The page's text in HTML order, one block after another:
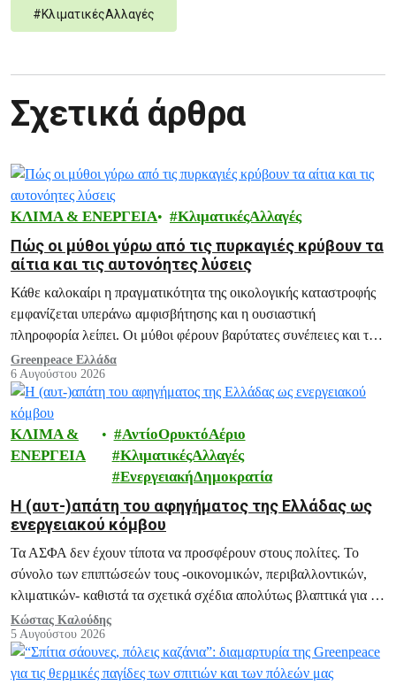
#ΚλιματικέςΑλλαγές
Σχετικά άρθρα
ΚΛΙΜΑ & ΕΝΕΡΓΕΙΑ ΚλιματικέςΑλλαγές
Πώς οι μύθοι γύρω από τις πυρκαγιές κρύβουν τα
αίτια και τις αυτονόητες λύσεις
Κάθε καλοκαίρι η πραγματικότητα της οικολογικής καταστροφής
εμφανίζεται υπεράνω αμφισβήτησης και η ουσιαστική
πληροφορία λείπει. Οι μύθοι φέρουν βαρύτατες συνέπειες και το
ξεδιάλυμά τους αποτελεί ευθύνη μας.
Greenpeace Ελλάδα
6 Αυγούστου 2026
ΚΛΙΜΑ &
ΕΝΕΡΓΕΙΑ
ΑντίοΟρυκτόΑέριο
ΚλιματικέςΑλλαγές
ΕνεργειακήΔημοκρατία
H (αυτ-)απάτη του αφηγήματος της Ελλάδας ως
ενεργειακού κόμβου
Τα ΑΣΦΑ δεν έχουν τίποτα να προσφέρουν στους πολίτες. Το
σύνολο των επιπτώσεών τους -οικονομικών, περιβαλλοντικών,
κλιματικών- καθιστά τα σχετικά σχέδια απολύτως βλαπτικά για το
μέλλον της Ελλάδας.
Κώστας Καλούδης
5 Αυγούστου 2026